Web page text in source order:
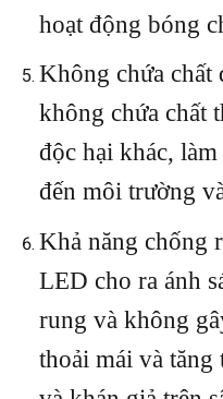
hoạt động bóng
Không chứa
không chứa chất
độc hại khác,
đến môi trường
Khả năng chống
LED cho ra ánh
rung và không
thoải mái và